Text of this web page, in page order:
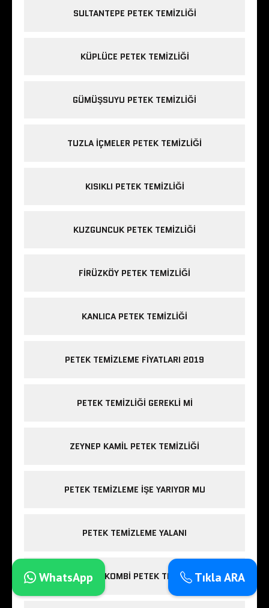
SULTANTEPE PETEK TEMIZLIĞI
KÜPLÜCE PETEK TEMIZLIĞI
GÜMÜŞSUYU PETEK TEMIZLIĞI
TUZLA IÇMELER PETEK TEMIZLIĞI
KISIKLI PETEK TEMIZLIĞI
KUZGUNCUK PETEK TEMIZLIĞI
FIRÜZKÖY PETEK TEMIZLIĞI
KANLICA PETEK TEMIZLIĞI
PETEK TEMIZLEME FIYATLARI 2019
PETEK TEMIZLIĞI GEREKLI MI
ZEYNEP KAMIL PETEK TEMIZLIĞI
PETEK TEMIZLEME IŞE YARIYOR MU
PETEK TEMIZLEME YALANI
ESENLER KOMBI PETEK TEMIZLIĞITıkla ARA
WhatsApp